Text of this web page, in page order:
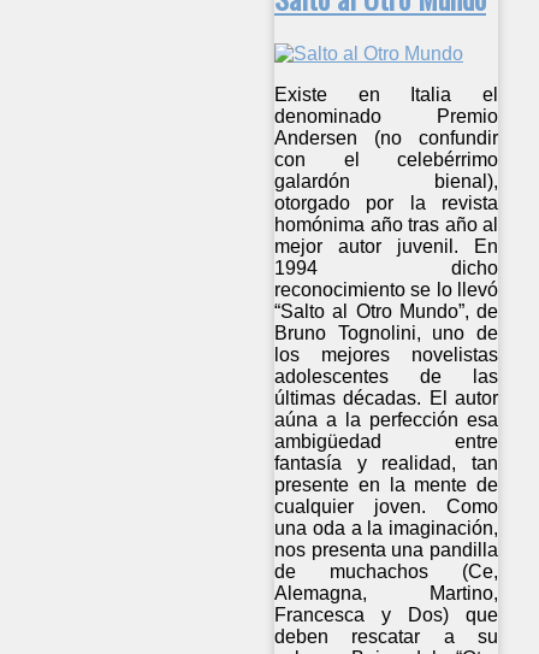
Existe en Italia el
denominado Premio
Andersen (no confundir
con el celebérrimo
galardón bienal),
otorgado por la revista
homónima año tras año al
mejor autor juvenil. En
1994 dicho
reconocimiento se lo llevó
“Salto al Otro Mundo”, de
Bruno Tognolini, uno de
los mejores novelistas
adolescentes de las
últimas décadas. El autor
aúna a la perfección esa
ambigüedad entre
fantasía y realidad, tan
presente en la mente de
cualquier joven. Como
una oda a la imaginación,
nos presenta una pandilla
de muchachos (Ce,
Alemagna, Martino,
Francesca y Dos) que
deben rescatar a su